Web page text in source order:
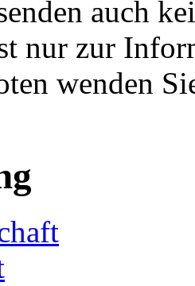
auch
nur zur
wenden